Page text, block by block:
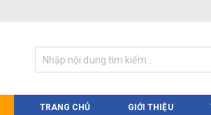
TRANG CHỦ GIỚI THIỆU